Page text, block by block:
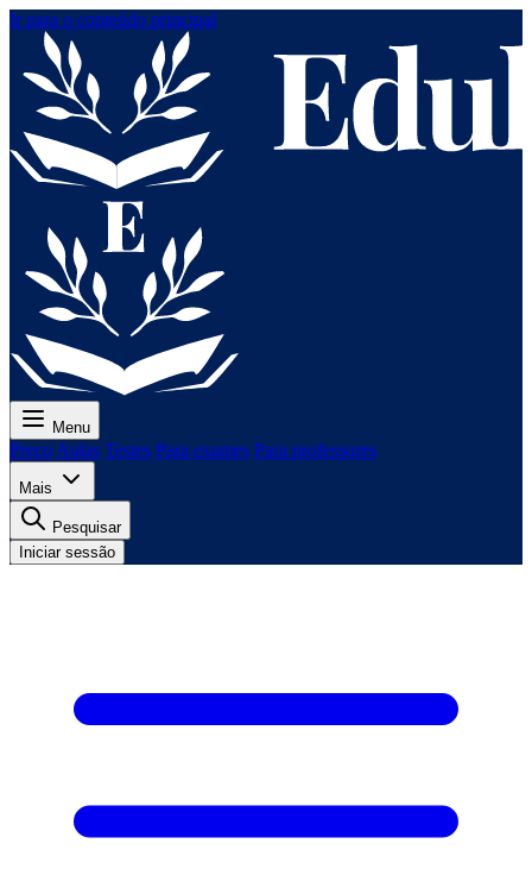
Ir para o conteúdo principal
Menu
Preço Aulas Testes Para exames Para professores
Mais
Pesquisar
Iniciar sessão